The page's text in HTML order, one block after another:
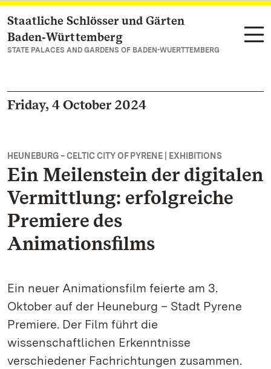
Navigate to main page
Staatliche Schlösser und Gärten
Baden‑Württemberg
STATE PALACES AND GARDENS OF BADEN-WUERTTEMBERG
Friday, 4 October 2024
HEUNEBURG – CELTIC CITY OF PYRENE | EXHIBITIONS
Ein Meilenstein der digitalen
Vermittlung: erfolgreiche
Premiere des
Animationsfilms
Ein neuer Animationsfilm feierte am 3.
Oktober auf der Heuneburg – Stadt Pyrene
Premiere. Der Film führt die
wissenschaftlichen Erkenntnisse
verschiedener Fachrichtungen zusammen.